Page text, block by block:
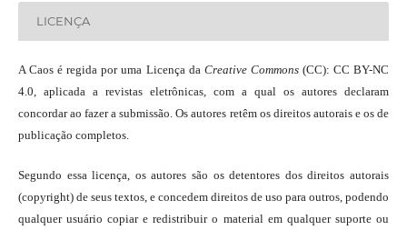
LICENÇA
A Caos é regida por uma Licença da Creative Commons(CC): CC BY-NC
4.0, aplicada a revistas eletrônicas, com a qual os autores declaram
concordar ao fazer a submissão. Os autores retêm os direitos autorais e os de
publicação completos.
Segundo essa licença, os autores são os detentores dos direitos autorais
(copyright) de seus textos, e concedem direitos de uso para outros, podendo
qualquer usuário copiar e redistribuir o material em qualquer suporte ou